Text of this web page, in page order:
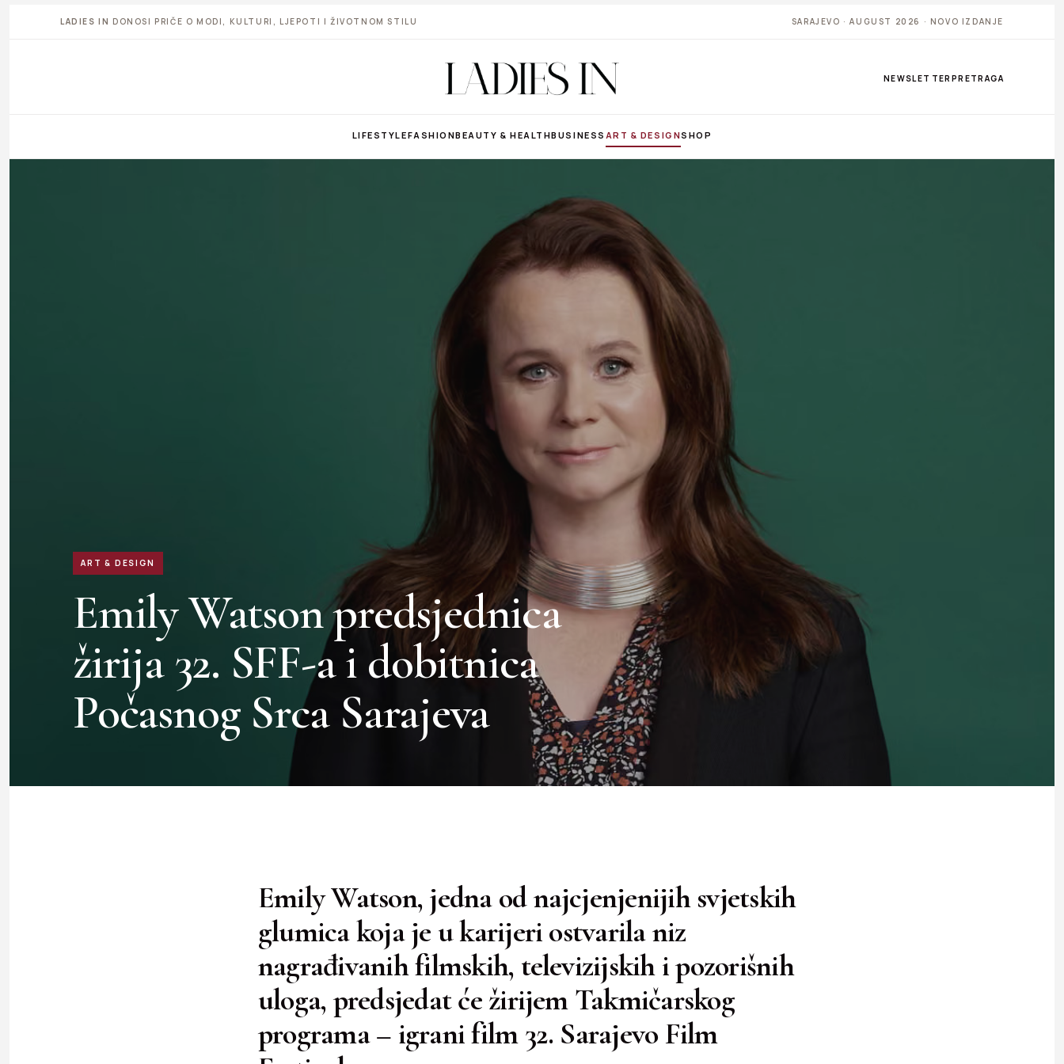
LADIES IN DONOSI PRIČE O MODI, KULTURI, LJEPOTI I ŽIVOTNOM STILU SARAJEVO · AUGUST 2026 · NOVO IZDANJE
NEWSLETTER PRETRAGA
LIFESTYLEFASHIONBEAUTY & HEALTHBUSINESS ART & DESIGNSHOP
ART & DESIGN
Emily Watson predsjednica
žirija 32. SFF-a i dobitnica
Počasnog Srca Sarajeva
Emily Watson, jedna od najcjenjenijih svjetskih
glumica koja je u karijeri ostvarila niz
nagrađivanih filmskih, televizijskih i pozorišnih
uloga, predsjedat će žirijem Takmičarskog
programa – igrani film 32. Sarajevo Film